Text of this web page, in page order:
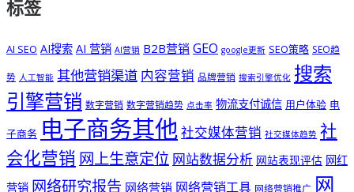
标签
AI SEO AI搜索 AI 营销 AI营销 B2B营销 GEO google更新 SEO策略 SEO趋
势 人工智能 其他营销渠道 内容营销 品牌营销 搜索引擎优化 搜索
引擎营销 数字营销 数字营销趋势 点击率 物流支付诚信 用户体验 电
子商务 电子商务其他社交媒体营销 社交媒体趋势 社
会化营销 网上生意定位 网站数据分析 网站表现评估 网红
营销 网络研究报告 网络营销 网络营销工具 网络营销推广 网